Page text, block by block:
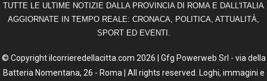
TUTTE LE ULTIME NOTIZIE DALLA PROVINCIA DI ROMA E DALL'ITALIA
AGGIORNATE IN TEMPO REALE: CRONACA, POLITICA, ATTUALITÀ,
SPORT ED EVENTI.
© Copyright ilcorrieredellacitta.com 2026 | Gfg Powerweb Srl - via della
Batteria Nomentana, 26 - Roma | All rights reserved. Loghi, immagini e